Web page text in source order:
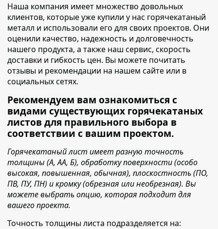
Наша компания имеет множество довольных
клиентов, которые уже купили у нас горячекатаный
металл и использовали его для своих проектов. Они
оценили качество, надежность и долговечность
нашего продукта, а также наш сервис, скорость
доставки и гибкость цен. Вы можете почитать
отзывы и рекомендации на нашем сайте или в
социальных сетях.
Рекомендуем вам ознакомиться с
видами существующих горячекатаных
листов для правильного выбора в
соответствии с вашим проектом.
Горячекатаный лист имеет разную точность
толщины (А, АА, Б), обработку поверхности (особо
высокая, повышенная, обычная), плоскостность (ПО,
ПВ, ПУ, ПН) и кромку (обрезная или необрезная). Вы
можете выбрать опцию, которая подходит для
вашего проекта.
Точность толщины листа подразделяется на: